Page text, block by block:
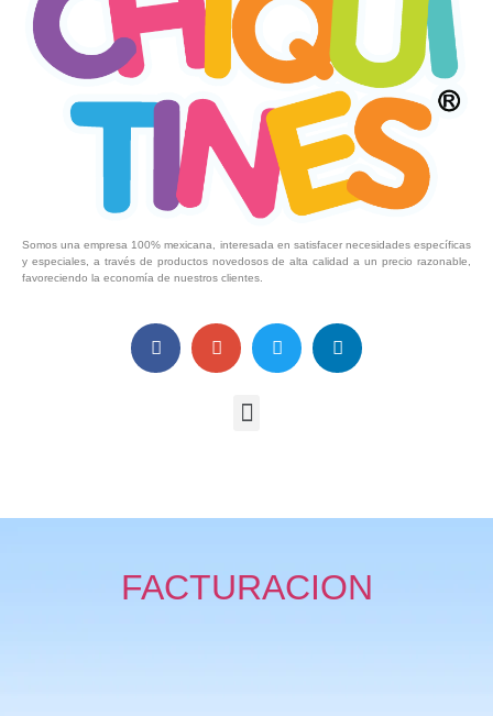
Somos una empresa 100% mexicana, interesada en satisfacer necesidades específicas
y especiales, a través de productos novedosos de alta calidad a un precio razonable,
favoreciendo la economía de nuestros clientes.
FACTURACION